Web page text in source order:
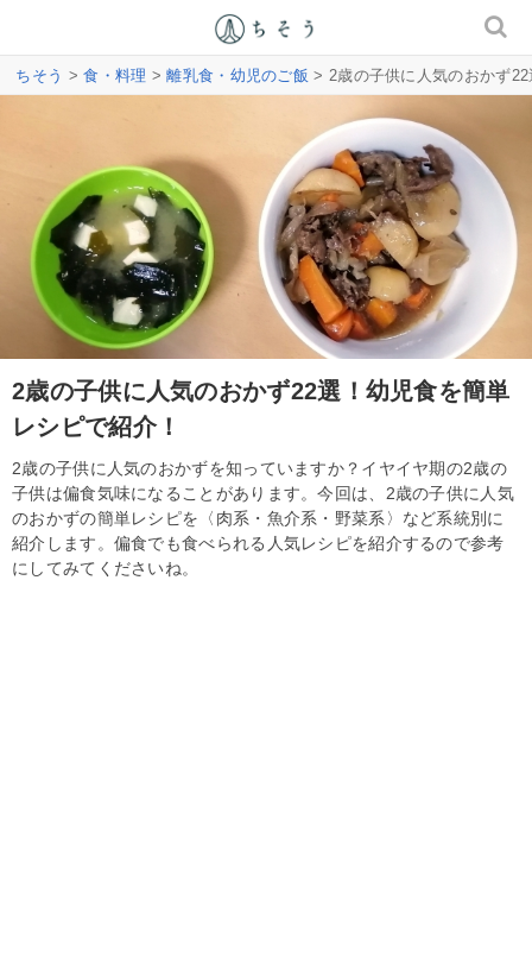
ちそう >食・料理 >離乳食・幼児のご飯 > 2歳の子供に人気のおかず
2歳の子供に人気のおかず22選！幼児食を簡単
レシピで紹介！
2歳の子供に人気のおかずを知っていますか？イヤイヤ期の2歳の
子供は偏食気味になることがあります。今回は、2歳の子供に人気
のおかずの簡単レシピを〈肉系・魚介系・野菜系〉など系統別に
紹介します。偏食でも食べられる人気レシピを紹介するので参考
にしてみてくださいね。